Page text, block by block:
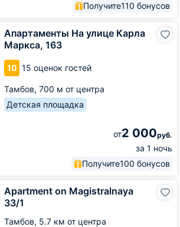
Получите110 бонусов
Апартаменты На улице Карла
Маркса, 163
10 15 оценок гостей
Тамбов, 700 м от центра
Детская площадка
от2 000руб.
за 1 ночь
Получите100 бонусов
Apartment on Magistralnaya
33/1
Тамбов, 5.7 км от центра